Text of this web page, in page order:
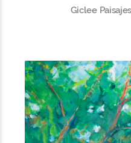
Giclee